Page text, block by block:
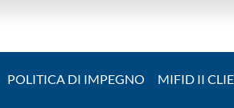
POLITICA DI IMPEGNO MIFID II